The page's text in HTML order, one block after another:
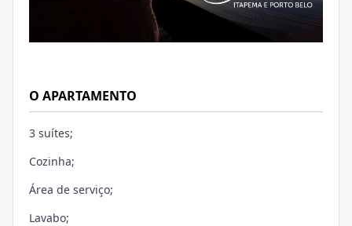
O APARTAMENTO
3 suítes;
Cozinha;
Área de serviço;
Lavabo;